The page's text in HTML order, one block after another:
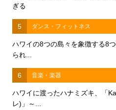
ぎる
5 ダンス・フィットネス
ハワイの8つの島々を象徴する8
られ...
6 音楽・楽器
ハワイに渡ったハナミズキ、「
レ)」～...